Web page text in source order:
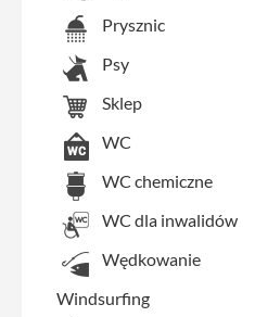
Prysznic
Psy
Sklep
WC
WC chemiczne
WC dla inwalidów
Wędkowanie
Windsurfing